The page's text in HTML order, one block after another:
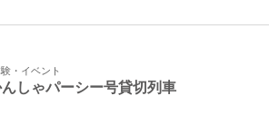
・イベント
しゃパーシー号貸切列車